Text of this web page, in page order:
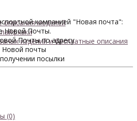
описания моделей
изделий и бесплатные описания
компанией "Новая почта":
Новой Почты.
Почты по адресу
Новой почты
посылки
(0)